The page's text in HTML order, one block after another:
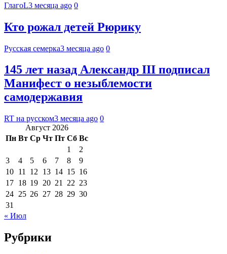
ГлагоL3 месяца ago 0
Кто рожал детей Рюрику
Русская семерка3 месяца ago 0
145 лет назад Александр III подписал
Манифест о незыблемости
самодержавия
RT на русском3 месяца ago 0
Август 2026
Пн Вт Ср Чт Пт Сб Вс
1
2
3
4 5 6 7 8
9
10 11 12 13 14 15 16
17 18 19 20 21 22 23
24 25 26 27 28 29 30
31
« Июл
Рубрики